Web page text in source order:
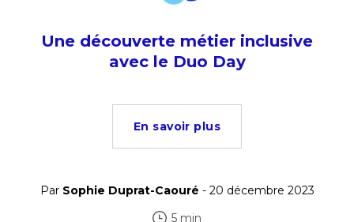
Une découverte métier inclusive
avec le Duo Day
En savoir plus
Par Sophie Duprat-Caouré - 20 décembre 2023
5 min